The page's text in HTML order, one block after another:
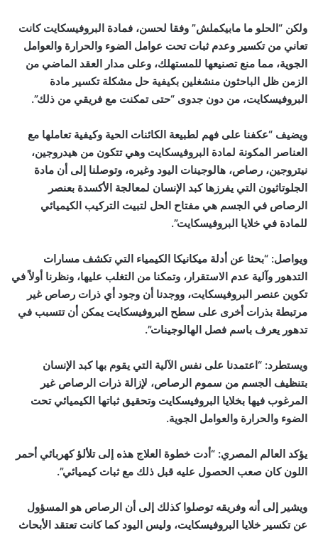
ولكن “الحلو ما مابيكملش” وفقا لحسن، فمادة البروفيسكايت كانت
تعاني من تكسير وعدم ثبات تحت عوامل الضوء والحرارة والعوامل
الجوية، مما منع تصنيعها للمستهلك، وعلى مدار العقد الماضي من
الزمن ظل الباحثون منشغلين بكيفية حل مشكلة تكسير مادة
البروفيسكايت، من دون جدوى “حتى تمكنت مع فريقي من ذلك”.
ويضيف “عكفنا على فهم لطبيعة الكائنات الحية وكيفية تعاملها مع
العناصر المكونة لمادة البروفيسكايت وهي تتكون من هيدروجين،
نيتروجين، رصاص، هالوجينات اليود وغيره، وتوصلنا إلى أن مادة
الجلوتاثيون التي يفرزها كبد الإنسان لمعالجة الأكسدة بعنصر
الرصاص في الجسم هي مفتاح الحل لتبيت التركيب الكيميائي
للمادة في خلايا البروفيسكايت”.
ويواصل: “بحثا عن أدلة ميكانيكا الكيمياء التي تكشف مسارات
التدهور وآلية عدم الاستقرار، وتمكنا من التغلب عليها، ونظرنا أولاً في
تكوين عنصر البروفيسكايت، ووجدنا أن وجود أي ذرات رصاص غير
مرتبطة بذرات أخرى على سطح البروفيسكايت يمكن أن تتسبب في
تدهور يعرف باسم فصل الهالوجينات”.
ويستطرد: “اعتمدنا على نفس الآلية التي يقوم بها كبد الإنسان
بتنظيف الجسم من سموم الرصاص، لإزالة ذرات الرصاص غير
المرغوب فيها بخلايا البروفيسكايت وتحقيق ثباتها الكيميائي تحت
الضوء والحرارة والعوامل الجوية.
يؤكد العالم المصري: “أدت خطوة العلاج هذه إلى تلألؤ كهربائي أحمر
اللون كان صعب الحصول عليه قبل ذلك مع ثبات كيميائي”.
ويشير إلى أنه وفريقه توصلوا كذلك إلى أن الرصاص هو المسؤول
عن تكسير خلايا البروفيسكايت، وليس اليود كما كانت تعتقد الأبحاث